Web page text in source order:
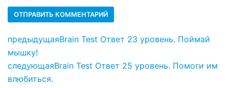
предыдущаяBrain Test Ответ 23 уровень. Поймай
мышку!
следующаяBrain Test Ответ 25 уровень. Помоги им
влюбиться.